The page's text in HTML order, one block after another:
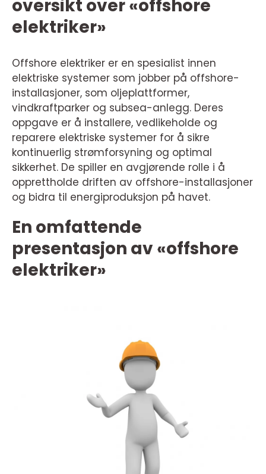
oversikt over «offshore
elektriker»
Offshore elektriker er en spesialist innen
elektriske systemer som jobber på offshore-
installasjoner, som oljeplattformer,
vindkraftparker og subsea-anlegg. Deres
oppgave er å installere, vedlikeholde og
reparere elektriske systemer for å sikre
kontinuerlig strømforsyning og optimal
sikkerhet. De spiller en avgjørende rolle i å
opprettholde driften av offshore-installasjoner
og bidra til energiproduksjon på havet.
En omfattende
presentasjon av «offshore
elektriker»